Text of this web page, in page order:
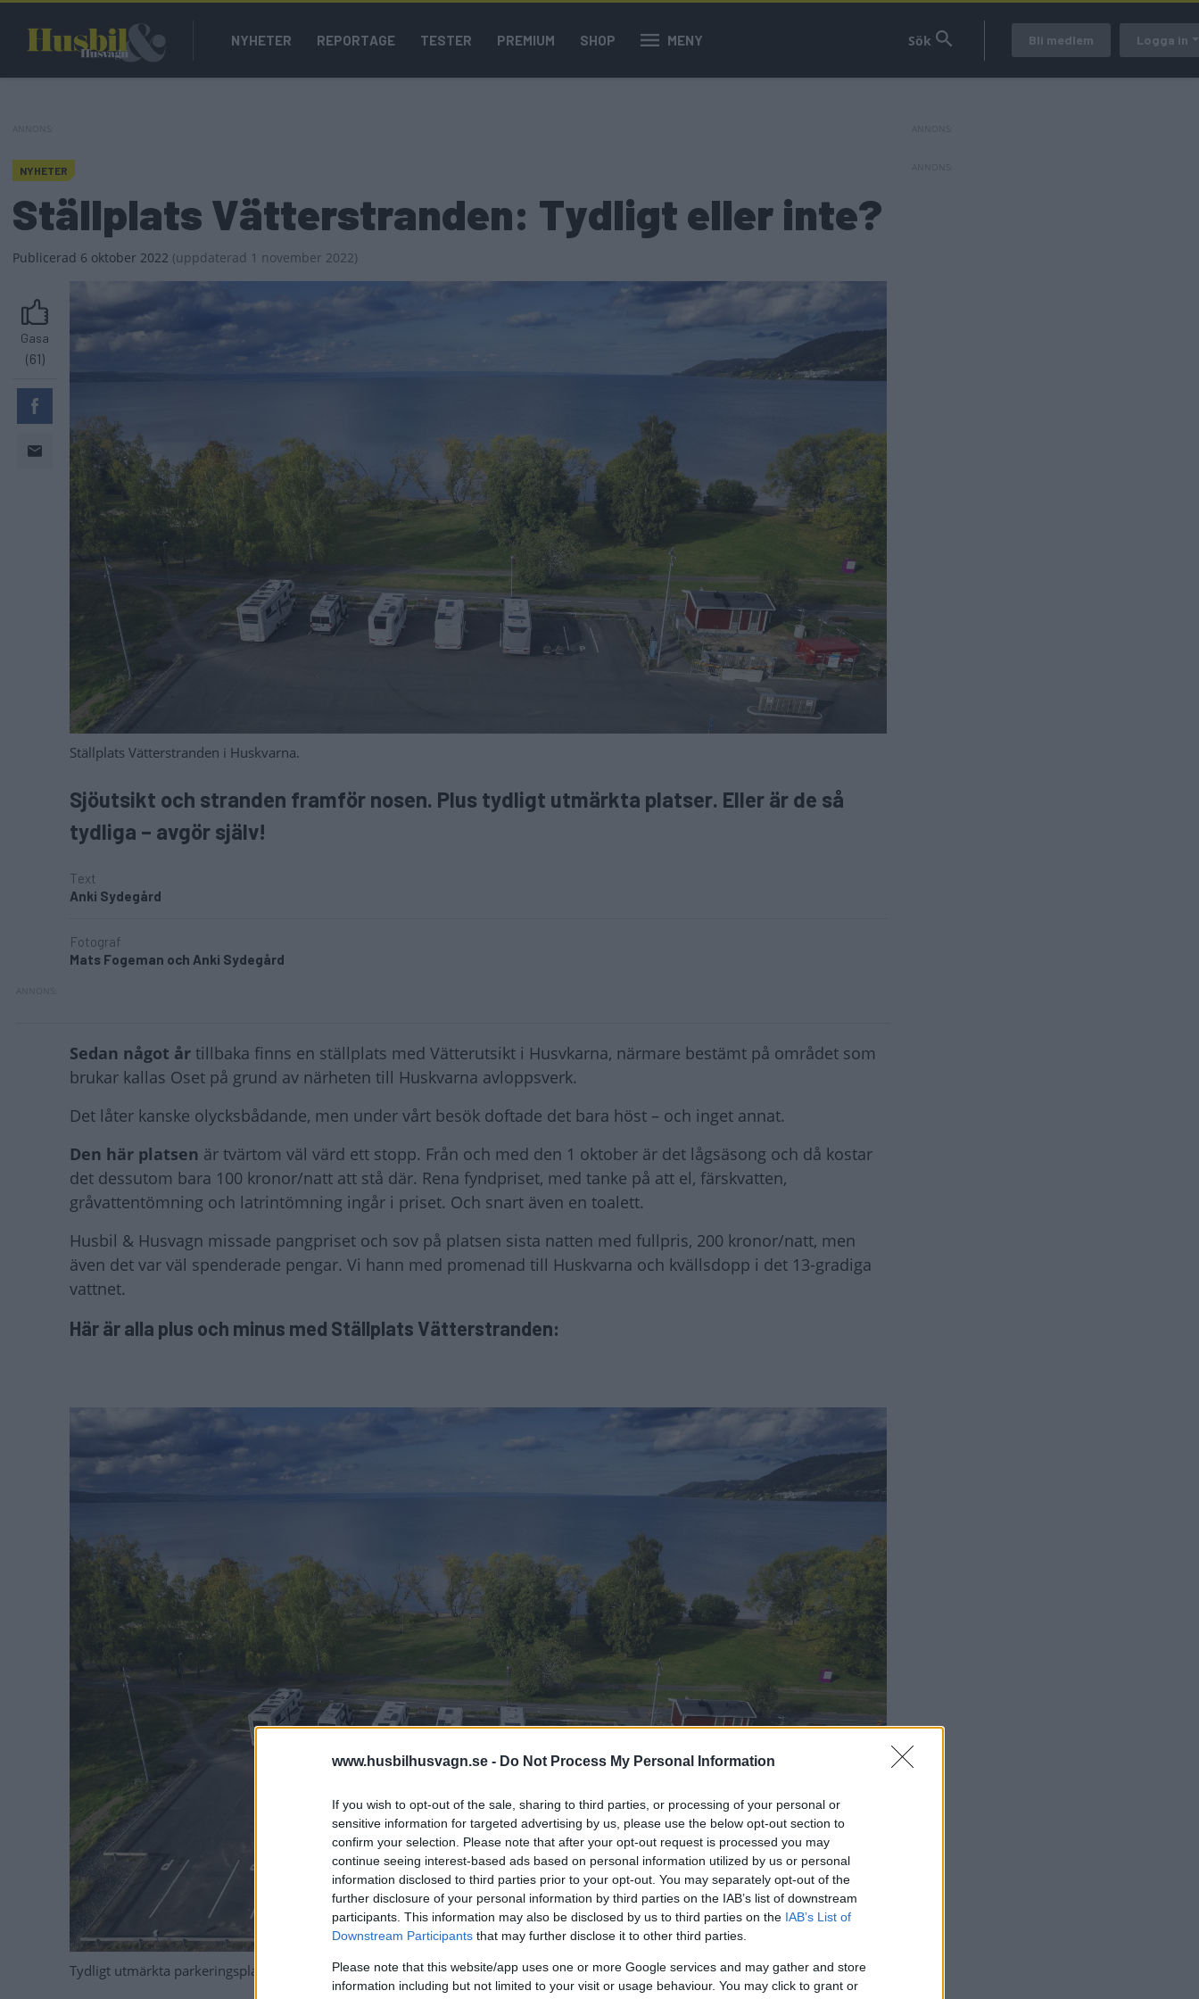
www.husbilhusvagn.se - Do Not Process My Personal Information
If you wish to opt-out of the sale, sharing to third parties, or processing of your personal or
sensitive information for targeted advertising by us, please use the below opt-out section to
confirm your selection. Please note that after your opt-out request is processed you may
continue seeing interest-based ads based on personal information utilized by us or personal
information disclosed to third parties prior to your opt-out. You may separately opt-out of the
further disclosure of your personal information by third parties on the IAB’s list of downstream
participants. This information may also be disclosed by us to third parties on the IAB’s List of
Downstream Participants that may further disclose it to other third parties.
Please note that this website/app uses one or more Google services and may gather and store
information including but not limited to your visit or usage behaviour. You may click to grant or
huvudinnehåll
Main
navigation
NYHETER REPORTAGE TESTER PREMIUM SHOP MENY Bli medlem Logga in
NYHETER
Ställplats Vätterstranden: Tydligt eller inte?
Publicerad 6 oktober 2022 (uppdaterad 1 november 2022)
Gasa
(61)
Ställplats Vätterstranden i Huskvarna.
Sjöutsikt och stranden framför nosen. Plus tydligt utmärkta platser. Eller är de så
tydliga – avgör själv!
Text
Anki Sydegård
Fotograf
Mats Fogeman och Anki Sydegård
Sedan något år tillbaka finns en ställplats med Vätterutsikt i Husvkarna, närmare bestämt på området som
brukar kallas Oset på grund av närheten till Huskvarna avloppsverk.
Det låter kanske olycksbådande, men under vårt besök doftade det bara höst – och inget annat.
Den här platsen är tvärtom väl värd ett stopp. Från och med den 1 oktober är det lågsäsong och då kostar
det dessutom bara 100 kronor/natt att stå där. Rena fyndpriset, med tanke på att el, färskvatten,
gråvattentömning och latrintömning ingår i priset. Och snart även en toalett.
Husbil & Husvagn missade pangpriset och sov på platsen sista natten med fullpris, 200 kronor/natt, men
även det var väl spenderade pengar. Vi hann med promenad till Huskvarna och kvällsdopp i det 13-gradiga
vattnet.
Här är alla plus och minus med Ställplats Vätterstranden:
Tydligt utmärkta parkeringsplatser för husbil, på Ställplats Vätterstranden utanför Huskvarna.